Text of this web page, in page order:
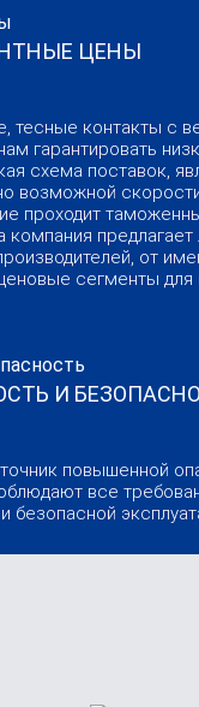
ЦЕНЫ
тесные контакты с
гарантировать
схема поставок,
возможной
проходит
компания
от
сегменты
И
повышенной
все
безопасной